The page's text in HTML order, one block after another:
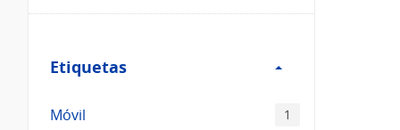
Etiquetas
Etiquetas
Móvil 1